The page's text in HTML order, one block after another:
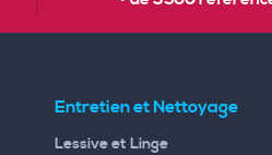
Entretien et Nettoyage
Lessive et Linge